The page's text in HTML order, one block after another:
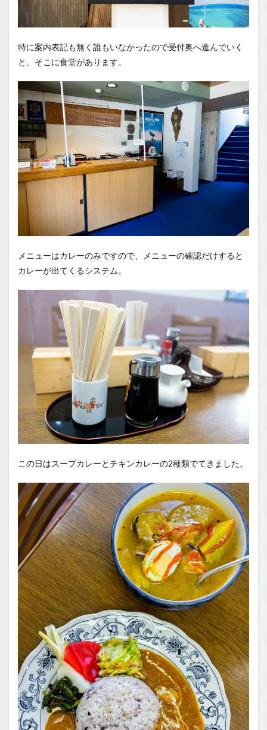
特に案内表記も無く誰もいなかったので受付奥へ進んでいく
と、そこに食堂があります。
メニューはカレーのみですので、メニューの確認だけすると
カレーが出てくるシステム。
この日はスープカレーとチキンカレーの2種類でてきました。